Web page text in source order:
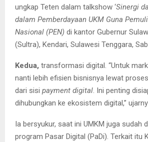
ungkap Teten dalam talkshow ‘Sinergi
dalam Pemberdayaan UKM Guna
Nasional (PEN) di kantor Gubernur
(Sultra), Kendari, Sulawesi Tenggara,
Kedua, transformasi digital. “Untuk
nanti lebih efisien bisnisnya lewat
dari sisi payment digital. Ini penting
dihubungkan ke ekosistem digital,”
Ia bersyukur, saat ini UMKM juga sudah
program Pasar Digital (PaDi). Terkait itu